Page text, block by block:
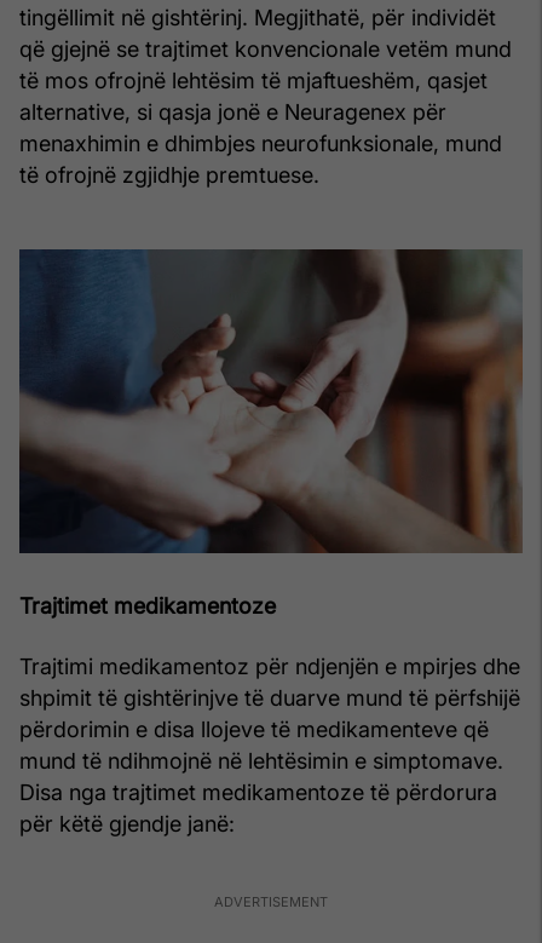
tingëllimit në gishtërinj. Megjithatë, për individët
që gjejnë se trajtimet konvencionale vetëm mund
të mos ofrojnë lehtësim të mjaftueshëm, qasjet
alternative, si qasja jonë e Neuragenex për
menaxhimin e dhimbjes neurofunksionale, mund
të ofrojnë zgjidhje premtuese.
Trajtimet medikamentoze
Trajtimi medikamentoz për ndjenjën e mpirjes dhe
shpimit të gishtërinjve të duarve mund të përfshijë
përdorimin e disa llojeve të medikamenteve që
mund të ndihmojnë në lehtësimin e simptomave.
Disa nga trajtimet medikamentoze të përdorura
për këtë gjendje janë: